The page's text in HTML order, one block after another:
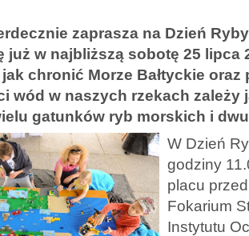
zaprasza na Dzień
już w najbliższą sobotę 25 lipca
chronić Morze Bałtyckie
wód w naszych rzekach zależy
gatunków ryb morskich i
W Dzień
godziny
placu
Fokarium
Instytutu